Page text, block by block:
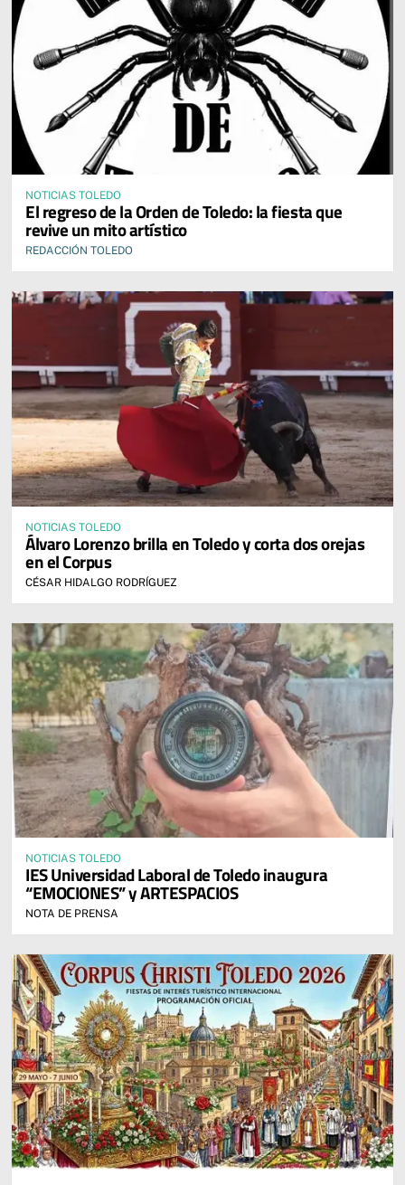
NOTICIAS TOLEDO
El regreso de la Orden de Toledo: la fiesta que
revive un mito artístico
REDACCIÓN TOLEDO
NOTICIAS TOLEDO
Álvaro Lorenzo brilla en Toledo y corta dos orejas
en el Corpus
CÉSAR HIDALGO RODRÍGUEZ
NOTICIAS TOLEDO
IES Universidad Laboral de Toledo inaugura
“EMOCIONES” y ARTESPACIOS
NOTA DE PRENSA